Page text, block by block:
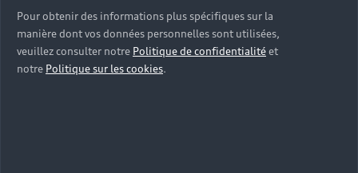
Pour obtenir des informations plus spécifiques sur la
manière dont vos données personnelles sont utilisées,
veuillez consulter notre Politique de confidentialitéet
notre Politique sur les cookies.